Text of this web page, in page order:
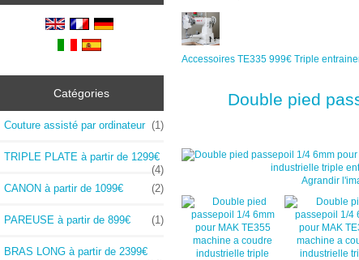
Catégories
Couture assisté par ordinateur (1)
TRIPLE PLATE à partir de 1299€
(4)
CANON à partir de 1099€
(2)
PAREUSE à partir de 899€ (1)
BRAS LONG à partir de 2399€
Accessoires TE335 999€ Triple
Double pied
Agrandir